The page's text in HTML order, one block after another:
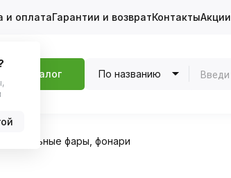
и оплатаГарантии и возвратКонтактыАкции
Каталог По названию
фары, фонари